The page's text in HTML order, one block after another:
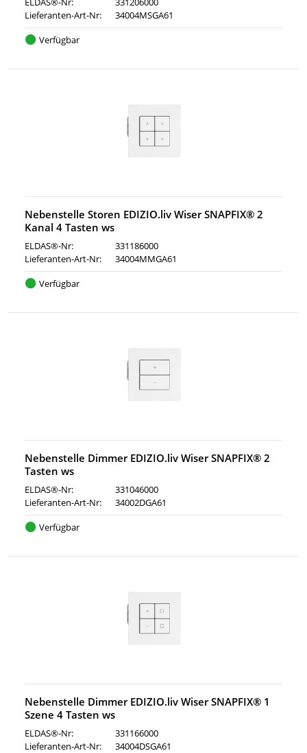
Lieferanten-Art-Nr:
34004MSGA61
Verfügbar
Nebenstelle Storen EDIZIO.liv Wiser SNAPFIX® 2
Kanal 4 Tasten ws
ELDAS®-Nr:
331186000
Lieferanten-Art-Nr:
34004MMGA61
Verfügbar
Nebenstelle Dimmer EDIZIO.liv Wiser SNAPFIX® 2
Tasten ws
ELDAS®-Nr:
331046000
Lieferanten-Art-Nr:
34002DGA61
Verfügbar
Nebenstelle Dimmer EDIZIO.liv Wiser SNAPFIX® 1
Szene 4 Tasten ws
ELDAS®-Nr:
331166000
Lieferanten-Art-Nr:
34004DSGA61